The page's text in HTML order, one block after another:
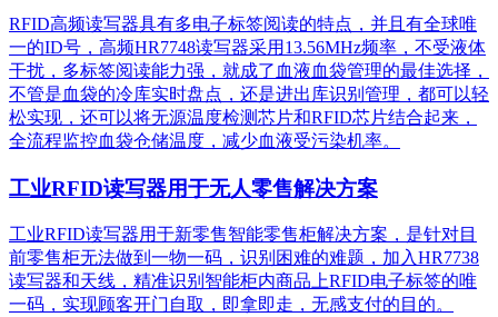
RFID高频读写器具有多电子标签阅读的特点，并且有全球唯
一的ID号，高频HR7748读写器采用13.56MHz频率，不受液体
干扰，多标签阅读能力强，就成了血液血袋管理的最佳选择，
不管是血袋的冷库实时盘点，还是进出库识别管理，都可以轻
松实现，还可以将无源温度检测芯片和RFID芯片结合起来，
全流程监控血袋仓储温度，减少血液受污染机率。
工业RFID读写器用于无人零售解决方案
工业RFID读写器用于新零售智能零售柜解决方案，是针对目
前零售柜无法做到一物一码，识别困难的难题，加入HR7738
读写器和天线，精准识别​智能柜内商品上RFID电子标签的唯
一码，实现顾客开门自取，即拿即走，无感支付的目的。